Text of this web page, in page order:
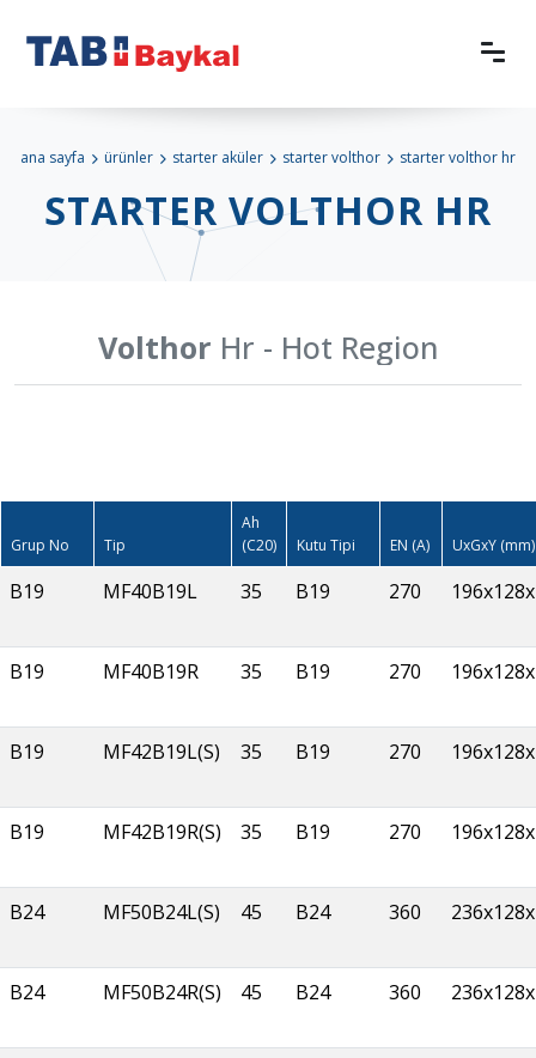
ana sayfa ürünler starter aküler starter volthor starter volthor hr
STARTER VOLTHOR HR
Volthor Hr - Hot Region
Grup No Tip
Ah
(C20)
Kutu Tipi EN (A) UxGxY (mm)
B19 MF40B19L 35 B19 270
B19 MF40B19R 35 B19 270
B19 MF42B19L(S) 35 B19 270
B19 MF42B19R(S) 35 B19 270
B24 MF50B24L(S) 45 B24 360
B24 MF50B24R(S) 45 B24 360